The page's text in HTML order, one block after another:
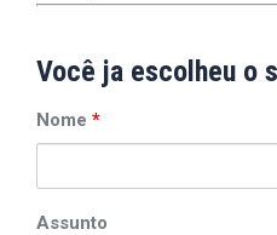
Você ja escolheu o
Nome *
Assunto